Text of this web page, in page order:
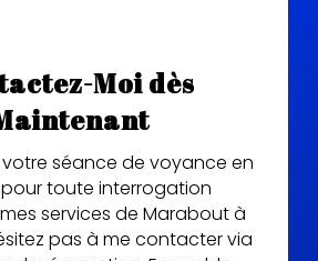
Moi dès
votre séance de voyance en
toute interrogation
services de Marabout à
pas à me contacter via